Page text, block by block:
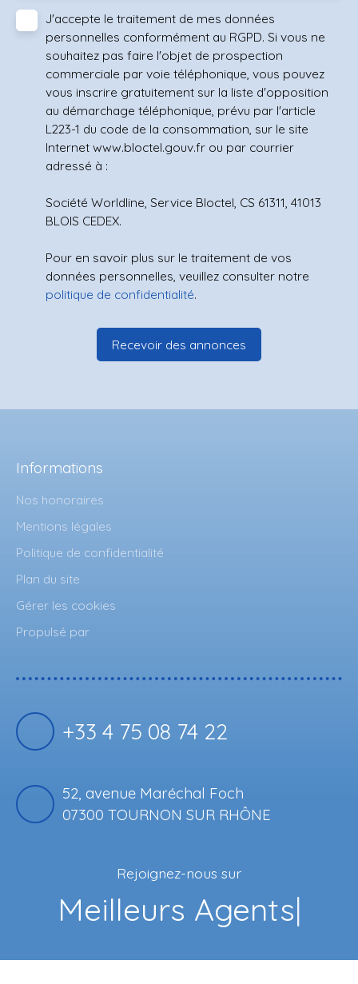
J'accepte le traitement de mes données
personnelles conformément au RGPD. Si vous ne
souhaitez pas faire l'objet de prospection
commerciale par voie téléphonique, vous pouvez
vous inscrire gratuitement sur la liste d'opposition
au démarchage téléphonique, prévu par l'article
L223-1 du code de la consommation, sur le site
Internet www.bloctel.gouv.fr ou par courrier
adressé à :
Société Worldline, Service Bloctel, CS 61311, 41013
BLOIS CEDEX.
Pour en savoir plus sur le traitement de vos
données personnelles, veuillez consulter notre
politique de confidentialité.
Recevoir des annonces
Informations
Nos honoraires
Mentions légales
Politique de confidentialité
Plan du site
Gérer les cookies
Propulsé par
+33 4 75 08 74 22
52, avenue Maréchal Foch
07300 TOURNON SUR RHÔNE
Rejoignez-nous sur
Fa |